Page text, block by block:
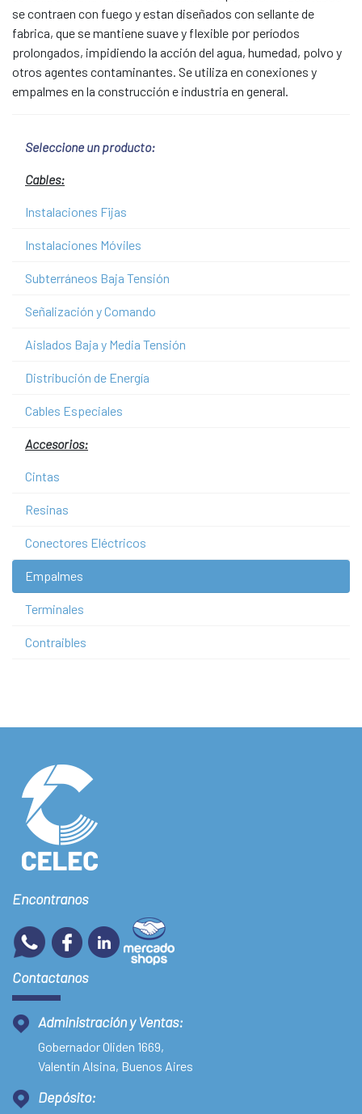
se contraen con fuego y estan diseñados con sellante de
fabrica, que se mantiene suave y flexible por períodos
prolongados, impidiendo la acción del agua, humedad, polvo y
otros agentes contaminantes. Se utiliza en conexiones y
empalmes en la construcción e industria en general.
Seleccione un producto:
Cables:
Instalaciones Fijas
Instalaciones Móviles
Subterráneos Baja Tensión
Señalización y Comando
Aislados Baja y Media Tensión
Distribución de Energía
Cables Especiales
Accesorios:
Cintas
Resinas
Conectores Eléctricos
Empalmes
Terminales
Contraibles
Encontranos
Contactanos
Administración y Ventas:
Gobernador Oliden 1669,
Valentín Alsina, Buenos Aires
Depósito: